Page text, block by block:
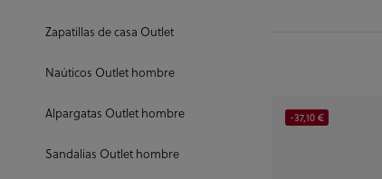
Zapatillas de casa Outlet
Naúticos Outlet hombre
Alpargatas Outlet hombre
Sandalias Outlet hombre
-37,10 €